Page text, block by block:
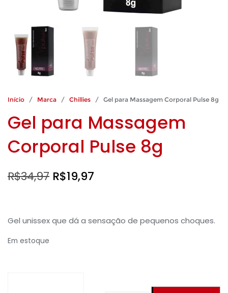
Início / Marca / Chillies / Gel para Massagem Corporal Pulse 8g
Gel para Massagem
Corporal Pulse 8g
R$34,97 O
original
R$19,97
atual
Gel unissex que dá a sensação de pequenos choques.
Em estoque